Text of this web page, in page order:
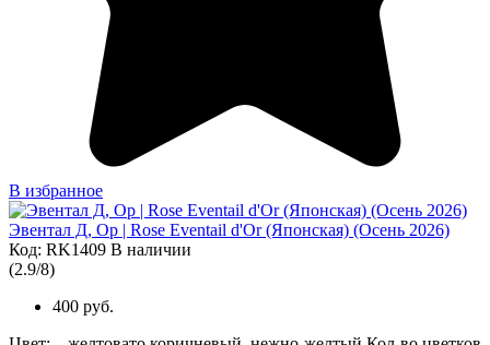
В избранное
Эвентал Д, Ор | Rose Eventail d'Or (Японская) (Осень 2026)
Код: RK1409 В наличии
(2.9/8)
400 руб.